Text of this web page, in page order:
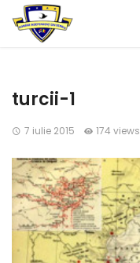
turcii-1
7 iulie 2015 174 views